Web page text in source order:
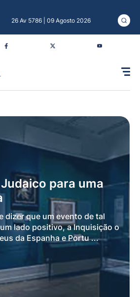
26 Av 5786 | 09 Agosto 2026
para uma
dizer que um evento de tal
lado positivo, a Inquisição o
da Espanha e Portu ...